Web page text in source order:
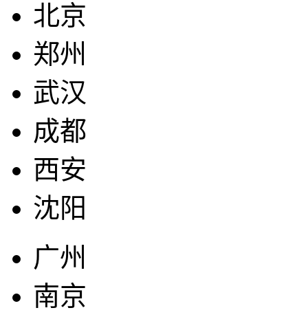
北京
郑州
武汉
成都
西安
沈阳
广州
南京